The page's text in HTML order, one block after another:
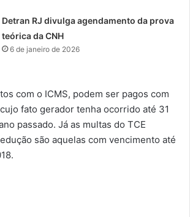
Detran RJ divulga agendamento da prova
teórica da CNH
6 de janeiro de 2026
com o ICMS, podem ser pagos com
fato gerador tenha ocorrido até 31
passado. Já as multas do TCE
são aquelas com vencimento até